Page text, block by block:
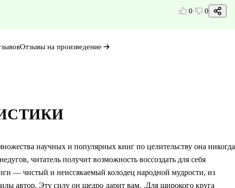
научных и популярных книг по целительству она никогда
читатель получит возможность воссоздать для себя
— чистый и неиссякаемый колодец народной мудрости, из
автор. Эту силу он щедро дарит вам. .Для широкого круга
0 0
Отзывы на произведение